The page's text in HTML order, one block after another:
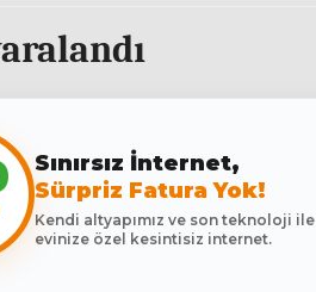
Sınırsız İnternet,
Sürpriz Fatura Yok!
Kendi altyapımız ve son teknoloji ile
evinize özel kesintisiz internet.